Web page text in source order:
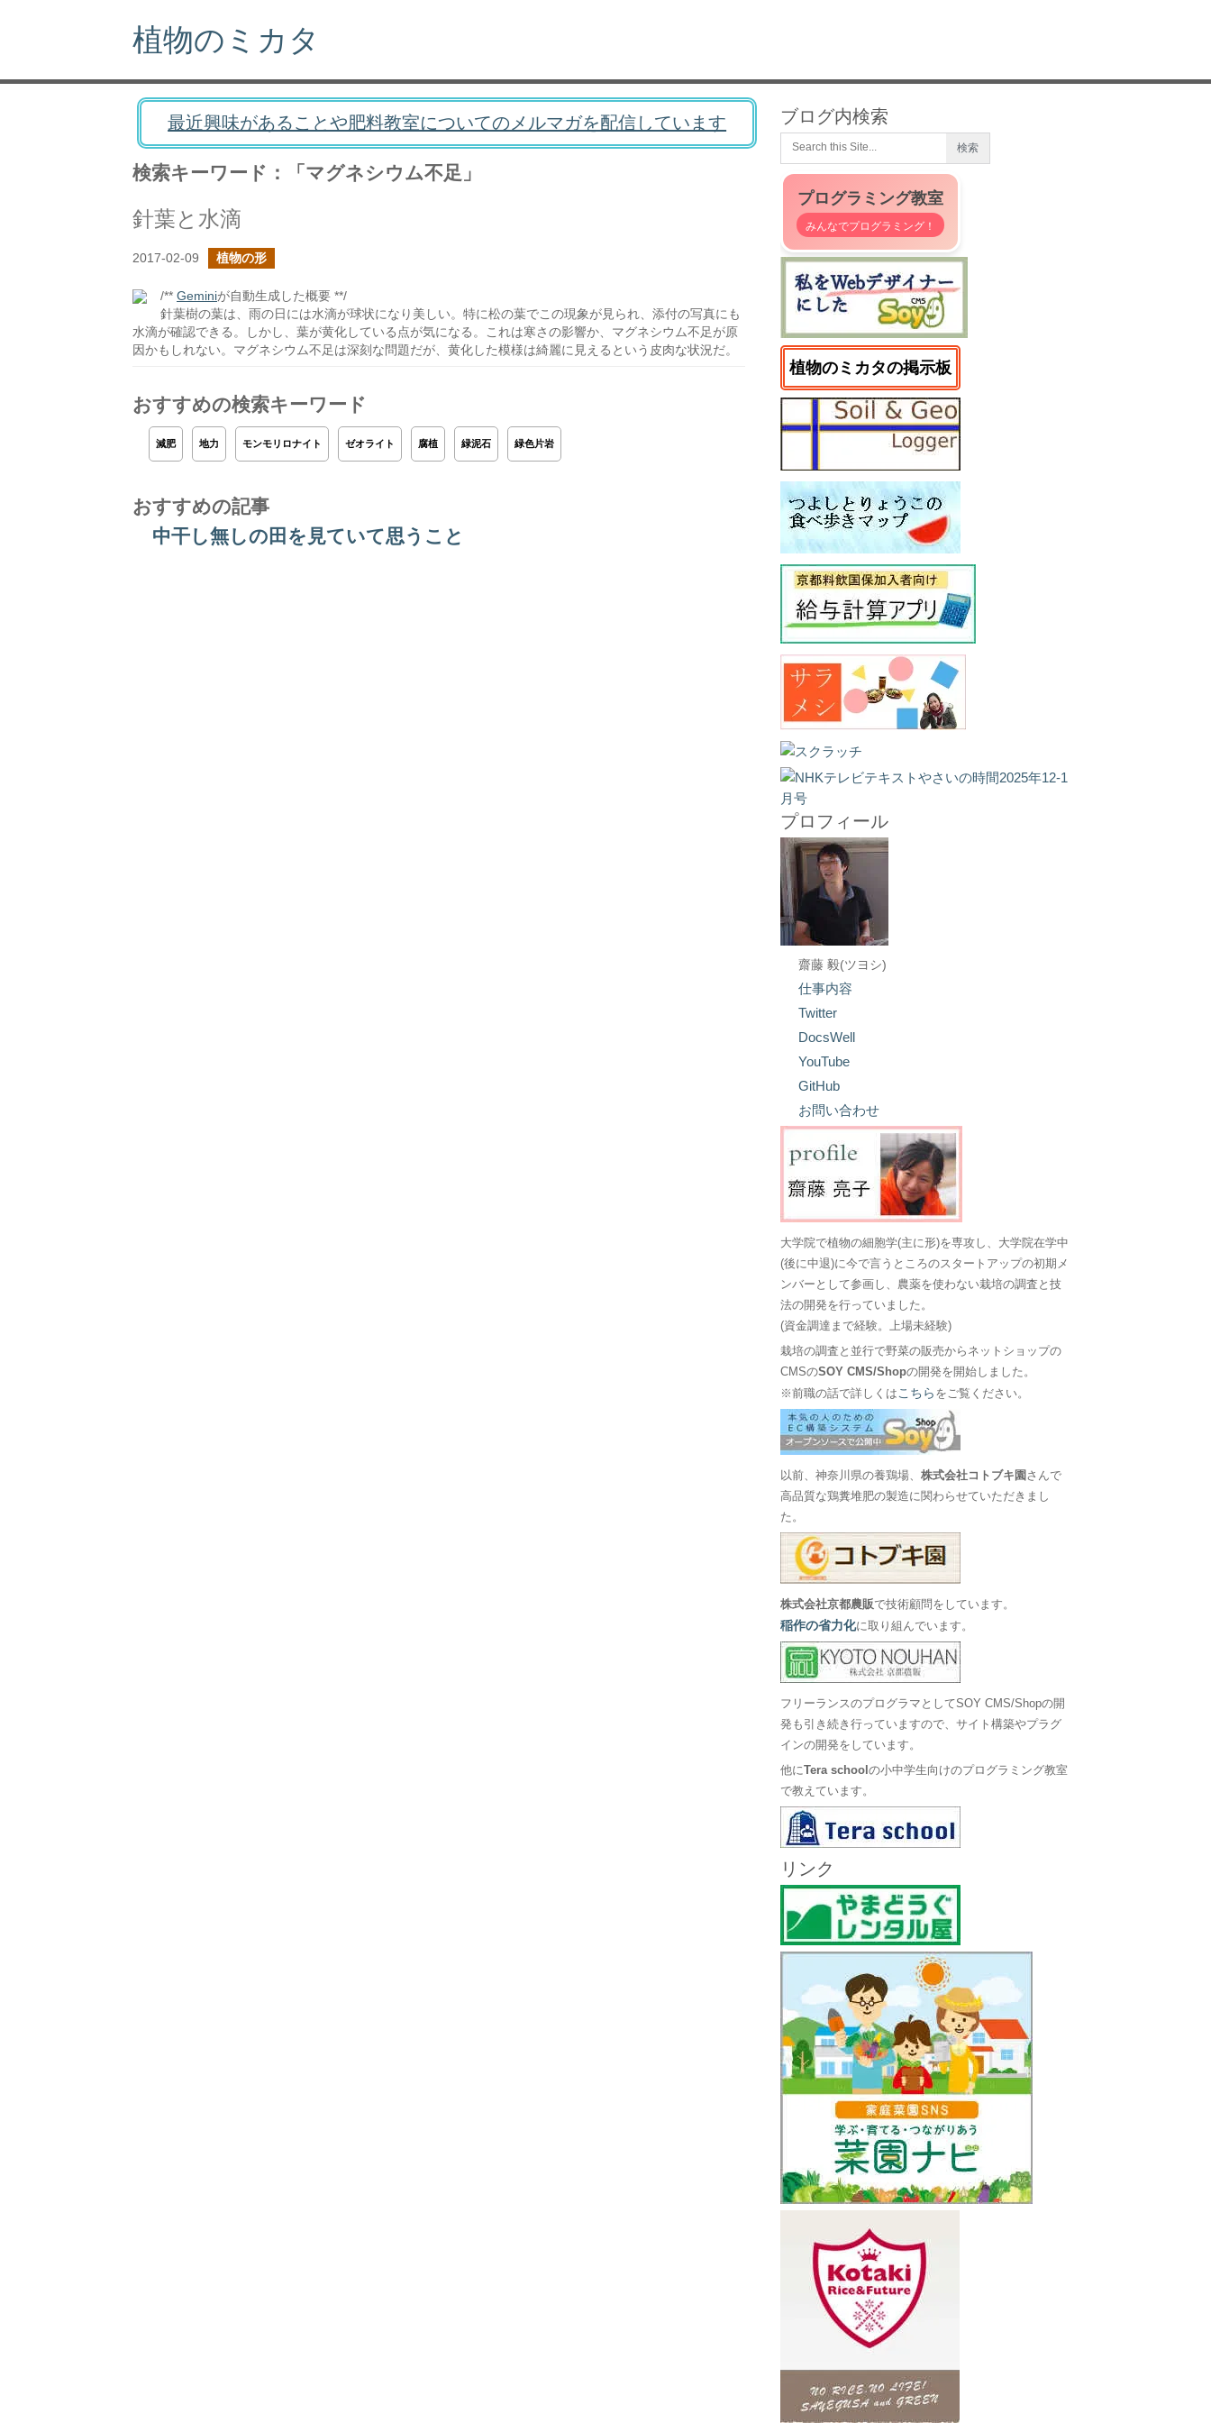
植物のミカタ
最近興味があることや肥料教室についてのメルマガを配信しています
検索キーワード：「マグネシウム不足」
針葉と水滴
2017-02-09 植物の形
/** Geminiが自動生成した概要 **/
針葉樹の葉は、雨の日には水滴が球状になり美しい。特に松の葉でこの現象が見られ、添付の写真にも
水滴が確認できる。しかし、葉が黄化している点が気になる。これは寒さの影響か、マグネシウム不足が原
因かもしれない。マグネシウム不足は深刻な問題だが、黄化した模様は綺麗に見えるという皮肉な状況だ。
おすすめの検索キーワード
減肥 地力 モンモリロナイト ゼオライト 腐植 緑泥石 緑色片岩
おすすめの記事
中干し無しの田を見ていて思うこと
ブログ内検索
プログラミング教室
みんなでプログラミング！
植物のミカタの掲示板
プロフィール
齋藤 毅(ツヨシ)
仕事内容
Twitter
DocsWell
YouTube
GitHub
お問い合わせ
大学院で植物の細胞学(主に形)を専攻し、大学院在学中
(後に中退)に今で言うところのスタートアップの初期メ
ンバーとして参画し、農薬を使わない栽培の調査と技
法の開発を行っていました。
(資金調達まで経験。上場未経験)
栽培の調査と並行で野菜の販売からネットショップの
CMSのSOY CMS/Shopの開発を開始しました。
※前職の話で詳しくは こちら をご覧ください。
以前、神奈川県の養鶏場、株式会社コトブキ園 さんで
高品質な鶏糞堆肥の製造に関わらせていただきまし
た。
株式会社京都農販で技術顧問をしています。
稲作の省力化に取り組んでいます。
フリーランスのプログラマとしてSOY CMS/Shopの開
発も引き続き行っていますので、サイト構築やプラグ
インの開発をしています。
他にTera schoolの小中学生向けのプログラミング教室
で教えています。
リンク